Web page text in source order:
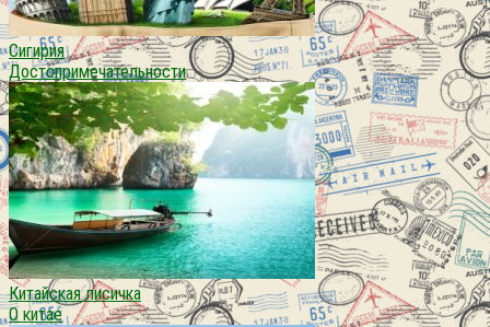
Сигирия
Достопримечательности
Китайская лисичка
О китае